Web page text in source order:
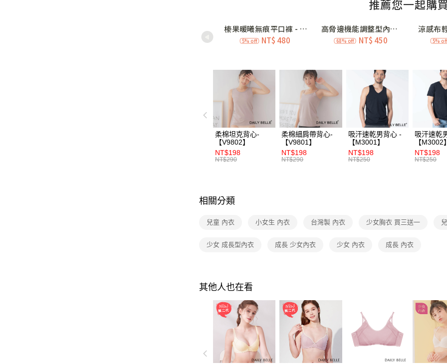
匯豐（
元大商
台新國
街口支付
ATM付款
全家付款
每筆
付款後全
每筆
7-11付款
每筆
每筆
柔棉坦克背心-
【V9802】
NT$198
NT$290
柔棉細肩帶背心-
【V9801】
NT$198
NT$290
吸汗速乾男背心 -
【M3001】
NT$198
NT$250
吸汗速乾
【M3002
NT$198
NT$250
相關分類
兒童 內衣 小女生 內衣 台灣製 內衣 少女胸衣 買三送一
少女 成長型內衣 成長 少女內衣 少女 內衣 成長 內衣
其他人也在看